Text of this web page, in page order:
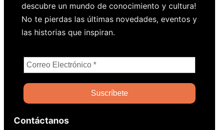
descubre un mundo de conocimiento y cultura!
No te pierdas las últimas novedades, eventos y
las historias que inspiran.
Contáctanos